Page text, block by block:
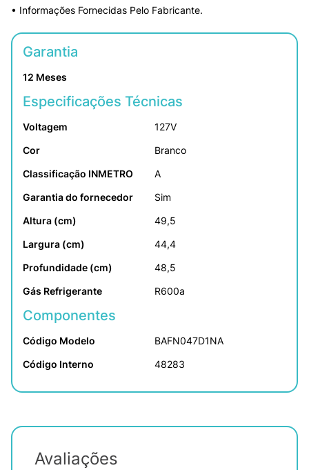
• Informações Fornecidas Pelo Fabricante.
Garantia
12 Meses
Especificações Técnicas
Voltagem
127V
Cor
Branco
Classificação INMETRO
A
Garantia do fornecedor
Sim
Altura (cm)
49,5
Largura (cm)
44,4
Profundidade (cm)
48,5
Gás Refrigerante
R600a
Componentes
Código Modelo
BAFN047D1NA
Código Interno
48283
Avaliações